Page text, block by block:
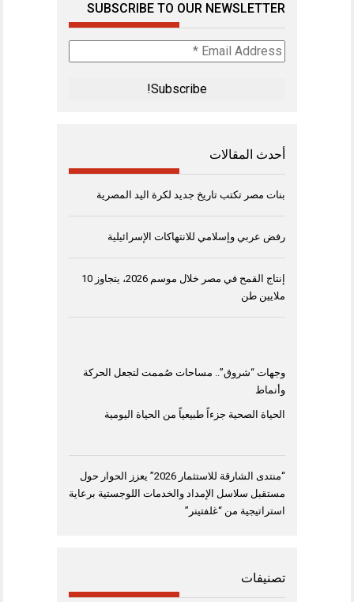
SUBSCRIBE TO OUR NEWSLETTER
Email
Address
أحدث المقالات
بنات مصر تكتب تاريخ جديد لكرة اليد المصرية
رفض عربي وإسلامي للانتهاكات الإسرائيلية
إنتاج القمح في مصر خلال موسم 2026، يتجاوز 10
ملايين طن
وجهات “شروق”.. مساحات صُممت لتجعل الحركة
وأنماط
الحياة الصحية جزءاً طبيعياً من الحياة اليومية
“منتدى الشارقة للاستثمار 2026” يعزز الحوار حول
مستقبل سلاسل الإمداد والخدمات اللوجستية برعاية
استراتيجية من “غلفتينر”
تصنيفات